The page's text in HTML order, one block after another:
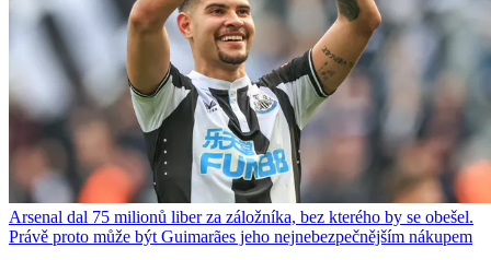
Arsenal dal 75 milionů liber za záložníka, bez kterého by se obešel.
Právě proto může být Guimarães jeho nejnebezpečnějším nákupem